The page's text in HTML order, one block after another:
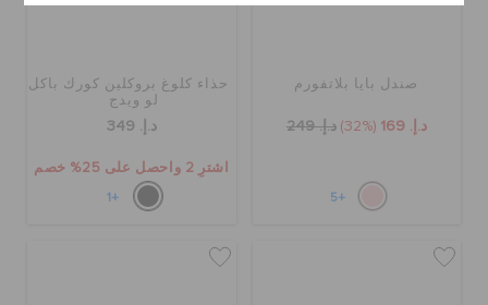
صندل بايا بلاتفورم
د.إ. 169 (32%) د.إ. 249
+5
حذاء كلوغ بروكلين كورك باكل
لو ويدج
د.إ. 349
اشترِ 2 واحصل على 25% خصم
+1